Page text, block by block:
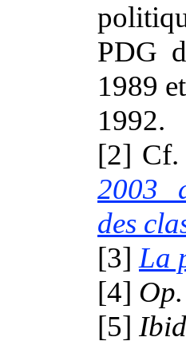
PDG
1989
1992.
[2] Cf.
2003
des
[3] La
[4]
[5]